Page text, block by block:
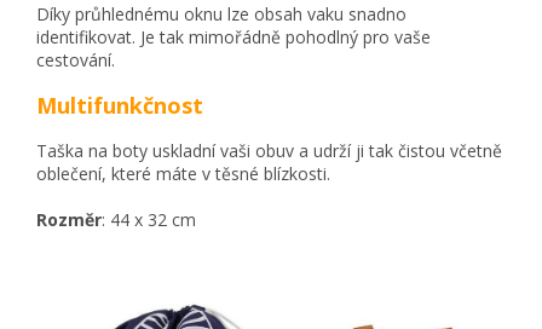
Díky průhlednému oknu lze obsah vaku snadno
identifikovat. Je tak mimořádně pohodlný pro vaše
cestování.
Multifunkčnost
Taška na boty uskladní vaši obuv a udrží ji tak čistou včetně
oblečení, které máte v těsné blízkosti.
Rozměr: 44 x 32 cm